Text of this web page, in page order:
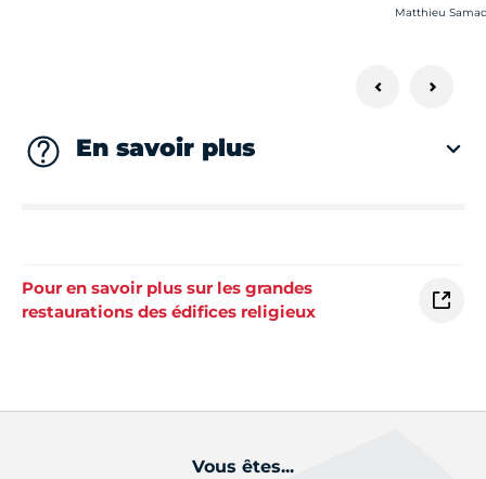
Crédit photo :
Matthieu
En savoir plus
Pour en savoir plus sur les grandes
restaurations des édifices religieux
Vous êtes...